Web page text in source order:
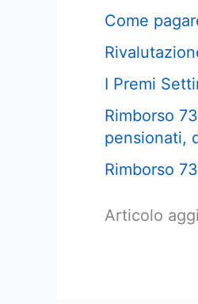
Come
I Premi
Rimborso
pensionati,
Rimborso
Articolo